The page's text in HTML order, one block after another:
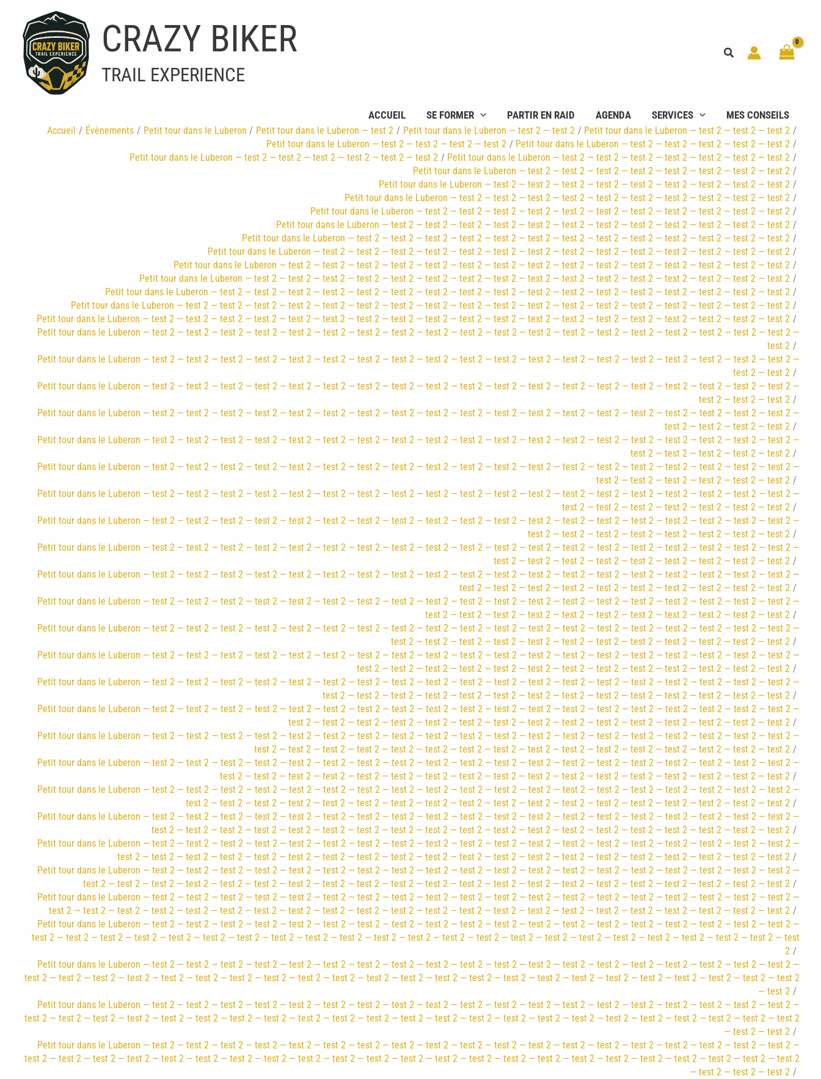
contenu
CRAZY BIKER
TRAIL EXPERIENCE
Rechercher
ACCUEIL SE FORMER PARTIR EN RAID AGENDA SERVICES MES CONSEILS
Accueil Évènements Petit tour dans le Luberon Petit tour dans le Luberon — test 2 Petit tour dans le Luberon — test 2 — test 2
Petit tour dans le Luberon — test 2 — test 2 — test 2
Petit tour dans le Luberon — test 2 — test 2 — test 2 — test 2
Petit tour dans le Luberon — test 2 — test 2 — test 2 — test 2 — test 2
Petit tour dans le Luberon — test 2 — test 2 — test 2 — test 2 — test 2 — test 2
Petit tour dans le Luberon — test 2 — test 2 — test 2 — test 2 — test 2 — test 2 — test 2
Petit tour dans le Luberon — test 2 — test 2 — test 2 — test 2 — test 2 — test 2 — test 2 — test 2
Petit tour dans le Luberon — test 2 — test 2 — test 2 — test 2 — test 2 — test 2 — test 2 — test 2 — test 2
Petit tour dans le Luberon — test 2 — test 2 — test 2 — test 2 — test 2 — test 2 — test 2 — test 2 — test 2 — test 2
Petit tour dans le Luberon — test 2 — test 2 — test 2 — test 2 — test 2 — test 2 — test 2 — test 2 — test 2 — test 2 — test 2
Petit tour dans le Luberon — test 2 — test 2 — test 2 — test 2 — test 2 — test 2 — test 2 — test 2 — test 2 — test 2 — test 2 — test 2
Petit tour dans le Luberon — test 2 — test 2 — test 2 — test 2 — test 2 — test 2 — test 2 — test 2 — test 2 — test 2 — test 2 — test 2 — test 2
Petit tour dans le Luberon — test 2 — test 2 — test 2 — test 2 — test 2 — test 2 — test 2 — test 2 — test 2 — test 2 — test 2 — test 2 — test 2 — test 2
Petit tour dans le Luberon — test 2 — test 2 — test 2 — test 2 — test 2 — test 2 — test 2 — test 2 — test 2 — test 2 — test 2 — test 2 — test 2 — test 2 — test 2
Petit tour dans le Luberon — test 2 — test 2 — test 2 — test 2 — test 2 — test 2 — test 2 — test 2 — test 2 — test 2 — test 2 — test 2 — test 2 — test 2 — test 2 — test 2
Petit tour dans le Luberon — test 2 — test 2 — test 2 — test 2 — test 2 — test 2 — test 2 — test 2 — test 2 — test 2 — test 2 — test 2 — test 2 — test 2 — test 2 — test 2 — test 2
Petit tour dans le Luberon — test 2 — test 2 — test 2 — test 2 — test 2 — test 2 — test 2 — test 2 — test 2 — test 2 — test 2 — test 2 — test 2 — test 2 — test 2 — test 2 — test 2 — test 2
Petit tour dans le Luberon — test 2 — test 2 — test 2 — test 2 — test 2 — test 2 — test 2 — test 2 — test 2 — test 2 — test 2 — test 2 — test 2 — test 2 — test 2 — test 2 — test 2 — test 2 — test 2
Petit tour dans le Luberon — test 2 — test 2 — test 2 — test 2 — test 2 — test 2 — test 2 — test 2 — test 2 — test 2 — test 2 — test 2 — test 2 — test 2 — test 2 — test 2 — test 2 — test 2 — test 2 —
test 2
Petit tour dans le Luberon — test 2 — test 2 — test 2 — test 2 — test 2 — test 2 — test 2 — test 2 — test 2 — test 2 — test 2 — test 2 — test 2 — test 2 — test 2 — test 2 — test 2 — test 2 — test 2 —
test 2 — test 2
Petit tour dans le Luberon — test 2 — test 2 — test 2 — test 2 — test 2 — test 2 — test 2 — test 2 — test 2 — test 2 — test 2 — test 2 — test 2 — test 2 — test 2 — test 2 — test 2 — test 2 — test 2 —
test 2 — test 2 — test 2
Petit tour dans le Luberon — test 2 — test 2 — test 2 — test 2 — test 2 — test 2 — test 2 — test 2 — test 2 — test 2 — test 2 — test 2 — test 2 — test 2 — test 2 — test 2 — test 2 — test 2 — test 2 —
test 2 — test 2 — test 2 — test 2
Petit tour dans le Luberon — test 2 — test 2 — test 2 — test 2 — test 2 — test 2 — test 2 — test 2 — test 2 — test 2 — test 2 — test 2 — test 2 — test 2 — test 2 — test 2 — test 2 — test 2 — test 2 —
test 2 — test 2 — test 2 — test 2 — test 2
Petit tour dans le Luberon — test 2 — test 2 — test 2 — test 2 — test 2 — test 2 — test 2 — test 2 — test 2 — test 2 — test 2 — test 2 — test 2 — test 2 — test 2 — test 2 — test 2 — test 2 — test 2 —
test 2 — test 2 — test 2 — test 2 — test 2 — test 2
Petit tour dans le Luberon — test 2 — test 2 — test 2 — test 2 — test 2 — test 2 — test 2 — test 2 — test 2 — test 2 — test 2 — test 2 — test 2 — test 2 — test 2 — test 2 — test 2 — test 2 — test 2 —
test 2 — test 2 — test 2 — test 2 — test 2 — test 2 — test 2
Petit tour dans le Luberon — test 2 — test 2 — test 2 — test 2 — test 2 — test 2 — test 2 — test 2 — test 2 — test 2 — test 2 — test 2 — test 2 — test 2 — test 2 — test 2 — test 2 — test 2 — test 2 —
test 2 — test 2 — test 2 — test 2 — test 2 — test 2 — test 2 — test 2
Petit tour dans le Luberon — test 2 — test 2 — test 2 — test 2 — test 2 — test 2 — test 2 — test 2 — test 2 — test 2 — test 2 — test 2 — test 2 — test 2 — test 2 — test 2 — test 2 — test 2 — test 2 —
test 2 — test 2 — test 2 — test 2 — test 2 — test 2 — test 2 — test 2 — test 2
Petit tour dans le Luberon — test 2 — test 2 — test 2 — test 2 — test 2 — test 2 — test 2 — test 2 — test 2 — test 2 — test 2 — test 2 — test 2 — test 2 — test 2 — test 2 — test 2 — test 2 — test 2 —
test 2 — test 2 — test 2 — test 2 — test 2 — test 2 — test 2 — test 2 — test 2 — test 2
Petit tour dans le Luberon — test 2 — test 2 — test 2 — test 2 — test 2 — test 2 — test 2 — test 2 — test 2 — test 2 — test 2 — test 2 — test 2 — test 2 — test 2 — test 2 — test 2 — test 2 — test 2 —
test 2 — test 2 — test 2 — test 2 — test 2 — test 2 — test 2 — test 2 — test 2 — test 2 — test 2
Petit tour dans le Luberon — test 2 — test 2 — test 2 — test 2 — test 2 — test 2 — test 2 — test 2 — test 2 — test 2 — test 2 — test 2 — test 2 — test 2 — test 2 — test 2 — test 2 — test 2 — test 2 —
test 2 — test 2 — test 2 — test 2 — test 2 — test 2 — test 2 — test 2 — test 2 — test 2 — test 2 — test 2
Petit tour dans le Luberon — test 2 — test 2 — test 2 — test 2 — test 2 — test 2 — test 2 — test 2 — test 2 — test 2 — test 2 — test 2 — test 2 — test 2 — test 2 — test 2 — test 2 — test 2 — test 2 —
test 2 — test 2 — test 2 — test 2 — test 2 — test 2 — test 2 — test 2 — test 2 — test 2 — test 2 — test 2 — test 2
Petit tour dans le Luberon — test 2 — test 2 — test 2 — test 2 — test 2 — test 2 — test 2 — test 2 — test 2 — test 2 — test 2 — test 2 — test 2 — test 2 — test 2 — test 2 — test 2 — test 2 — test 2 —
test 2 — test 2 — test 2 — test 2 — test 2 — test 2 — test 2 — test 2 — test 2 — test 2 — test 2 — test 2 — test 2 — test 2
Petit tour dans le Luberon — test 2 — test 2 — test 2 — test 2 — test 2 — test 2 — test 2 — test 2 — test 2 — test 2 — test 2 — test 2 — test 2 — test 2 — test 2 — test 2 — test 2 — test 2 — test 2 —
test 2 — test 2 — test 2 — test 2 — test 2 — test 2 — test 2 — test 2 — test 2 — test 2 — test 2 — test 2 — test 2 — test 2 — test 2
Petit tour dans le Luberon — test 2 — test 2 — test 2 — test 2 — test 2 — test 2 — test 2 — test 2 — test 2 — test 2 — test 2 — test 2 — test 2 — test 2 — test 2 — test 2 — test 2 — test 2 — test 2 —
test 2 — test 2 — test 2 — test 2 — test 2 — test 2 — test 2 — test 2 — test 2 — test 2 — test 2 — test 2 — test 2 — test 2 — test 2 — test 2
Petit tour dans le Luberon — test 2 — test 2 — test 2 — test 2 — test 2 — test 2 — test 2 — test 2 — test 2 — test 2 — test 2 — test 2 — test 2 — test 2 — test 2 — test 2 — test 2 — test 2 — test 2 —
test 2 — test 2 — test 2 — test 2 — test 2 — test 2 — test 2 — test 2 — test 2 — test 2 — test 2 — test 2 — test 2 — test 2 — test 2 — test 2 — test 2
Petit tour dans le Luberon — test 2 — test 2 — test 2 — test 2 — test 2 — test 2 — test 2 — test 2 — test 2 — test 2 — test 2 — test 2 — test 2 — test 2 — test 2 — test 2 — test 2 — test 2 — test 2 —
test 2 — test 2 — test 2 — test 2 — test 2 — test 2 — test 2 — test 2 — test 2 — test 2 — test 2 — test 2 — test 2 — test 2 — test 2 — test 2 — test 2 — test 2
Petit tour dans le Luberon — test 2 — test 2 — test 2 — test 2 — test 2 — test 2 — test 2 — test 2 — test 2 — test 2 — test 2 — test 2 — test 2 — test 2 — test 2 — test 2 — test 2 — test 2 — test 2 —
test 2 — test 2 — test 2 — test 2 — test 2 — test 2 — test 2 — test 2 — test 2 — test 2 — test 2 — test 2 — test 2 — test 2 — test 2 — test 2 — test 2 — test 2 — test 2
Petit tour dans le Luberon — test 2 — test 2 — test 2 — test 2 — test 2 — test 2 — test 2 — test 2 — test 2 — test 2 — test 2 — test 2 — test 2 — test 2 — test 2 — test 2 — test 2 — test 2 — test 2 —
test 2 — test 2 — test 2 — test 2 — test 2 — test 2 — test 2 — test 2 — test 2 — test 2 — test 2 — test 2 — test 2 — test 2 — test 2 — test 2 — test 2 — test 2 — test 2 — test 2
Petit tour dans le Luberon — test 2 — test 2 — test 2 — test 2 — test 2 — test 2 — test 2 — test 2 — test 2 — test 2 — test 2 — test 2 — test 2 — test 2 — test 2 — test 2 — test 2 — test 2 — test 2 —
test 2 — test 2 — test 2 — test 2 — test 2 — test 2 — test 2 — test 2 — test 2 — test 2 — test 2 — test 2 — test 2 — test 2 — test 2 — test 2 — test 2 — test 2 — test 2 — test 2 — test 2
Petit tour dans le Luberon — test 2 — test 2 — test 2 — test 2 — test 2 — test 2 — test 2 — test 2 — test 2 — test 2 — test 2 — test 2 — test 2 — test 2 — test 2 — test 2 — test 2 — test 2 — test 2 —
test 2 — test 2 — test 2 — test 2 — test 2 — test 2 — test 2 — test 2 — test 2 — test 2 — test 2 — test 2 — test 2 — test 2 — test 2 — test 2 — test 2 — test 2 — test 2 — test 2 — test 2 — test 2
Petit tour dans le Luberon — test 2 — test 2 — test 2 — test 2 — test 2 — test 2 — test 2 — test 2 — test 2 — test 2 — test 2 — test 2 — test 2 — test 2 — test 2 — test 2 — test 2 — test 2 — test 2 —
test 2 — test 2 — test 2 — test 2 — test 2 — test 2 — test 2 — test 2 — test 2 — test 2 — test 2 — test 2 — test 2 — test 2 — test 2 — test 2 — test 2 — test 2 — test 2 — test 2 — test 2 — test 2 — test
2
Petit tour dans le Luberon — test 2 — test 2 — test 2 — test 2 — test 2 — test 2 — test 2 — test 2 — test 2 — test 2 — test 2 — test 2 — test 2 — test 2 — test 2 — test 2 — test 2 — test 2 — test 2 —
test 2 — test 2 — test 2 — test 2 — test 2 — test 2 — test 2 — test 2 — test 2 — test 2 — test 2 — test 2 — test 2 — test 2 — test 2 — test 2 — test 2 — test 2 — test 2 — test 2 — test 2 — test 2 — test 2
— test 2
Petit tour dans le Luberon — test 2 — test 2 — test 2 — test 2 — test 2 — test 2 — test 2 — test 2 — test 2 — test 2 — test 2 — test 2 — test 2 — test 2 — test 2 — test 2 — test 2 — test 2 — test 2 —
test 2 — test 2 — test 2 — test 2 — test 2 — test 2 — test 2 — test 2 — test 2 — test 2 — test 2 — test 2 — test 2 — test 2 — test 2 — test 2 — test 2 — test 2 — test 2 — test 2 — test 2 — test 2 — test 2
— test 2 — test 2
Petit tour dans le Luberon — test 2 — test 2 — test 2 — test 2 — test 2 — test 2 — test 2 — test 2 — test 2 — test 2 — test 2 — test 2 — test 2 — test 2 — test 2 — test 2 — test 2 — test 2 — test 2 —
test 2 — test 2 — test 2 — test 2 — test 2 — test 2 — test 2 — test 2 — test 2 — test 2 — test 2 — test 2 — test 2 — test 2 — test 2 — test 2 — test 2 — test 2 — test 2 — test 2 — test 2 — test 2 — test 2
— test 2 — test 2 — test 2